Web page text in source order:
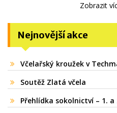
Zobrazit
Nejnovější akce
Včelařský kroužek v
Soutěž Zlatá včela
Přehlídka sokolnictví – 1. a